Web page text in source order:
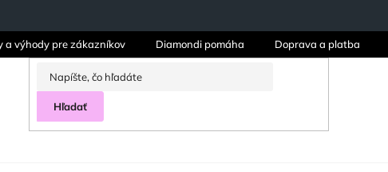
a výhody pre zákazníkov Diamondi pomáha Doprava a platba
Hľadať